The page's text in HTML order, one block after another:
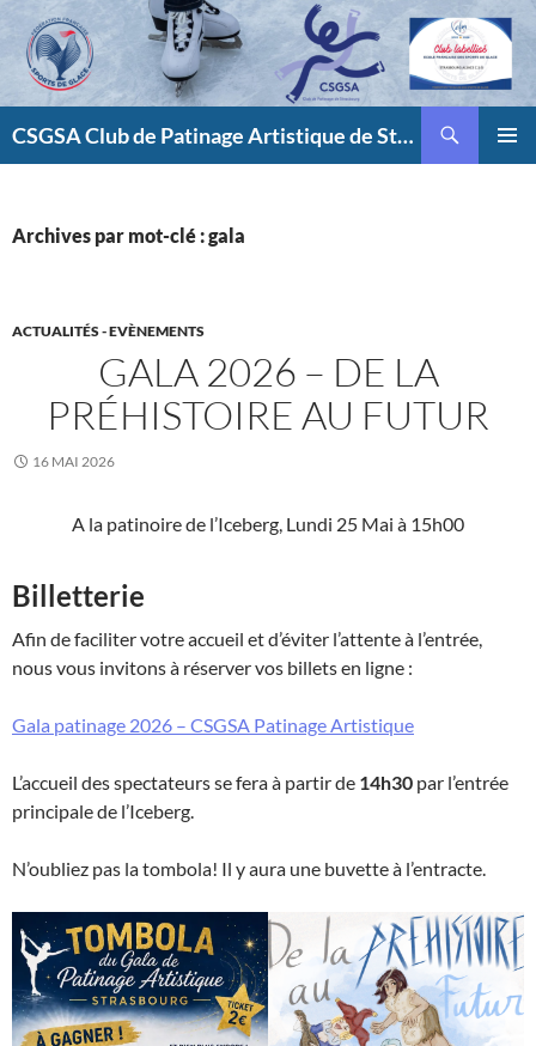
contenu
CSGSA Club de Patinage Artistique de Strasbourg
Archives par mot-clé : gala
ACTUALITÉS - EVÈNEMENTS
GALA 2026 – DE LA
PRÉHISTOIRE AU FUTUR
16 MAI 2026
A la patinoire de l’Iceberg, Lundi 25 Mai à 15h00
Billetterie
Afin de faciliter votre accueil et d’éviter l’attente à l’entrée,
nous vous invitons à réserver vos billets en ligne :
Gala patinage 2026 – CSGSA Patinage Artistique
L’accueil des spectateurs se fera à partir de 14h30 par l’entrée
principale de l’Iceberg.
N’oubliez pas la tombola! Il y aura une buvette à l’entracte.